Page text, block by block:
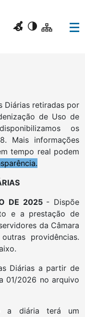
Diárias retiradas por
de Uso de
os
Mais informações
tempo real podem
DE 2025 - Dispõe
e a prestação de
da Câmara
providências.
Diárias a partir de
01/2026 no arquivo
a diária terá um